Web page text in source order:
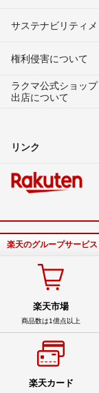
サステナビリティ
権利侵害について
ラクマ公式ショップ
出店について
リンク
楽天のグループサービス
楽天市場
商品数は1億点以上
楽天カード